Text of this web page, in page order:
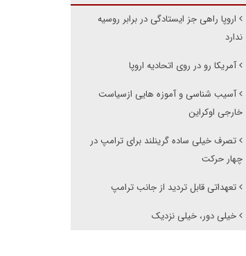
اروپا راهی جز ایستادگی در برابر روسیه
ندارد
آمریکا رو در روی اتحادیه اروپا
آسیب شناسی و آموزه هایی ازسیاست
خارجی اوکراین
تصرف خیلی ساده گرینلند برای ترامپ در
چهار حرکت
تعهداتی قابل تردید از جانب ترامپ
خیلی دور، خیلی نزدیک